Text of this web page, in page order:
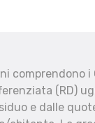
comprendono
(RD)
e dalle